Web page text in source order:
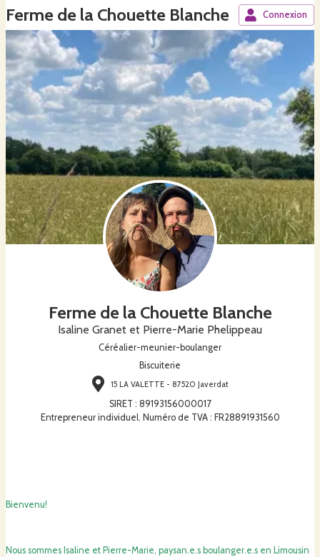
Ferme de la Chouette Blanche Connexion
Ferme de la Chouette Blanche
Isaline Granet et Pierre-Marie Phelippeau
Céréalier-meunier-boulanger
Biscuiterie
15 LA VALETTE - 87520 Javerdat
SIRET : 89193156000017
Entrepreneur individuel. Numéro de TVA : FR28891931560
Bienvenu!
Nous sommes Isaline et Pierre-Marie, paysan.e.s boulanger.e.s en Limousin